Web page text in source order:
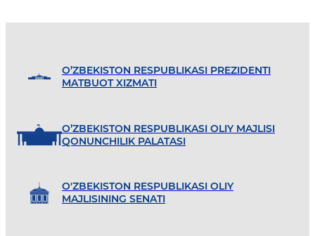
O’ZBEKISTON RESPUBLIKASI PREZIDENTI
MATBUOT XIZMATI
O’ZBEKISTON RESPUBLIKASI OLIY MAJLISI
QONUNCHILIK PALATASI
O'ZBEKISTON RESPUBLIKASI OLIY
MAJLISINING SENATI